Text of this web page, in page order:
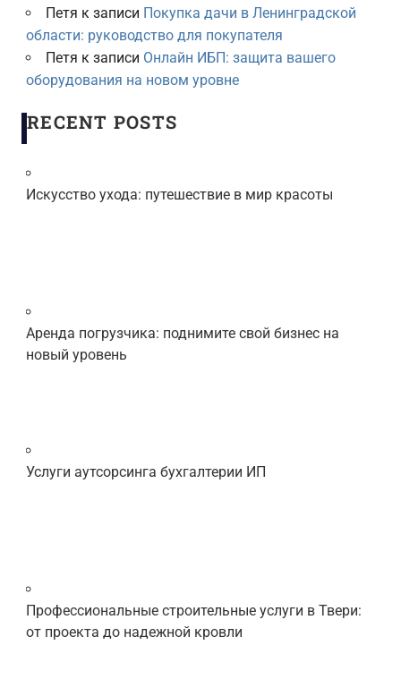
Петя к записи Покупка дачи в Ленинградской
области: руководство для покупателя
Петя к записи Онлайн ИБП: защита вашего
оборудования на новом уровне
RECENT POSTS
Искусство ухода: путешествие в мир красоты
Аренда погрузчика: поднимите свой бизнес на
новый уровень
Услуги аутсорсинга бухгалтерии ИП
Профессиональные строительные услуги в Твери:
от проекта до надежной кровли